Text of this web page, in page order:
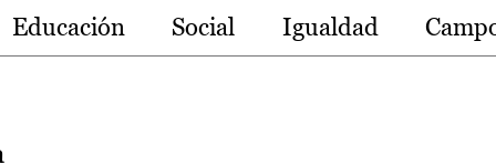
Educación Social Igualdad